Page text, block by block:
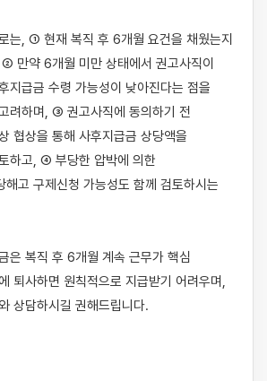
는, ① 현재 복직 후 6개월 요건을 채웠는지
만약 6개월 미만 상태에서 권고사직이
지급금 수령 가능성이 낮아진다는 점을
려하며, ③ 권고사직에 동의하기 전
협상을 통해 사후지급금 상당액을
하고, ④ 부당한 압박에 의한
해고 구제신청 가능성도 함께 검토하시는
은 복직 후 6개월 계속 근무가 핵심
퇴사하면 원칙적으로 지급받기 어려우며,
상담하시길 권해드립니다.